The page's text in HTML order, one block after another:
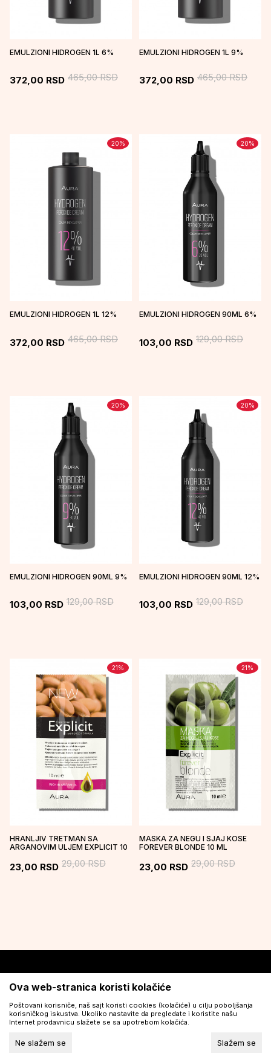
Preuzmite besplatno Aura aplikaciju
EMULZIONI HIDROGEN 1L 6%
372,00 RSD 465,00RSD
EMULZIONI HIDROGEN 1L 9%
372,00 RSD 465,00RSD
20%
EMULZIONI HIDROGEN 1L 12%
372,00 RSD 465,00RSD
20%
EMULZIONI HIDROGEN 90ML 6%
103,00 RSD 129,00RSD
20%
EMULZIONI HIDROGEN 90ML 9%
103,00 RSD 129,00RSD
20%
EMULZIONI HIDROGEN 90ML 12%
103,00 RSD 129,00RSD
21%
HRANLJIV TRETMAN SA
ARGANOVIM ULJEM EXPLICIT 10
23,00 RSD 29,00RSD
21%
MASKA ZA NEGU I SJAJ KOSE
FOREVER BLONDE 10 ML
23,00 RSD 29,00RSD
BESPLATNA DOSTAVA
ZA PORUDŽBINE PREKO
2.000 RSD.
Ova web-stranica koristi kolačiće
Poštovani korisniče, naš sajt koristi cookies (kolačiće) u cilju poboljšanja
korisničkog iskustva. Ukoliko nastavite da pregledate i koristite našu
Internet prodavnicu slažete se sa upotrebom kolačića.
Slažem se
Ne slažem se